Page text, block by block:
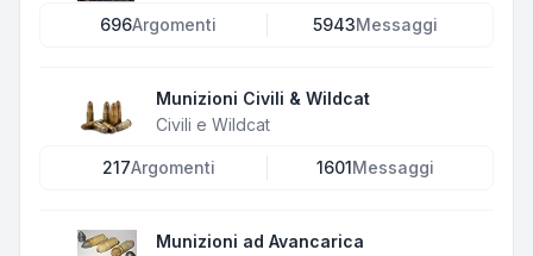
696Argomenti 5943Messaggi
Munizioni Civili & Wildcat
Civili e Wildcat
217Argomenti 1601 Messaggi
Munizioni ad Avancarica